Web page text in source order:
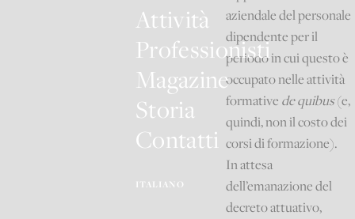
Attività
Professionisti
Magazine
Storia
Contatti
ITALIANO
aziendale del personale
dipendente per il
periodo in cui questo è
occupato nelle attività
formative de quibus(e,
quindi, non il costo dei
corsi di formazione).
In attesa
dell’emanazione del
decreto attuativo,